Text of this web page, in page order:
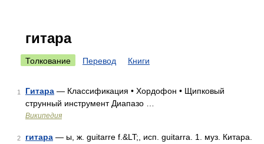
гитара
Толкование Перевод Книги
1 Гитара — Классификация • Хордофон • Щипковый
струнный инструмент Диапазо …
Википедия
2 гитара — ы, ж. guitarre f.&LT;, исп. guitarra. 1. муз. Китара.